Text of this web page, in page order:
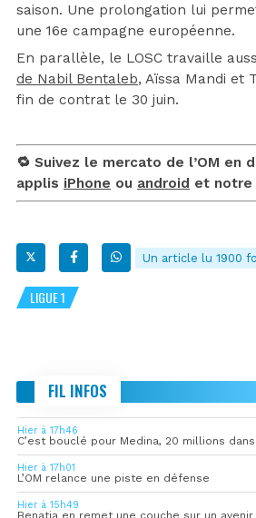
saison. Une prolongation lui
une 16e campagne européenne.
En parallèle, le LOSC travaille
de Nabil Bentaleb, Aïssa Mandi et
fin de contrat le 30 juin.
🔁 Suivez le mercato de l’OM en
applis iPhone ou android et notre
Un article lu 1900
LIGUE 1
FIL INFOS
Hier à 17h46
C’est bouclé pour Medina, 20 millions
Hier à 17h01
L’OM relance une piste en défense
Hier à 15h49
Benatia en remet une couche sur un avenir